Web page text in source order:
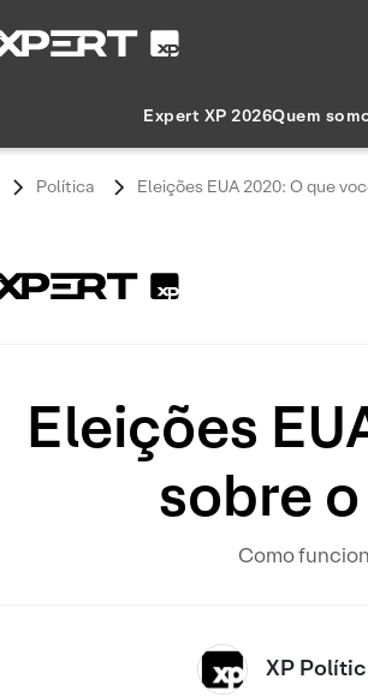
Expert XP 2026Quem
Política Eleições EUA 2020: O que
Eleições
sobre
Como
XP